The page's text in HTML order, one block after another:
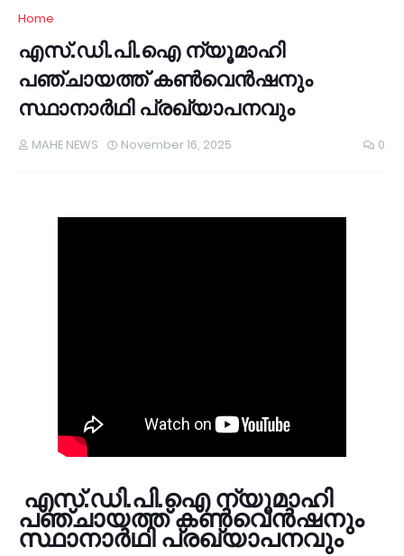
Home
എസ്.ഡി.പി.ഐ ന്യൂമാഹി
പഞ്ചായത്ത് കൺവെൻഷനും
സ്ഥാനാർഥി പ്രഖ്യാപനവും
MAHE NEWS November 16, 2025 0
എസ്.ഡി.പി.ഐ ന്യൂമാഹി
പഞ്ചായത്ത് കൺവെൻഷനും
സ്ഥാനാർഥി പ്രഖ്യാപനവും